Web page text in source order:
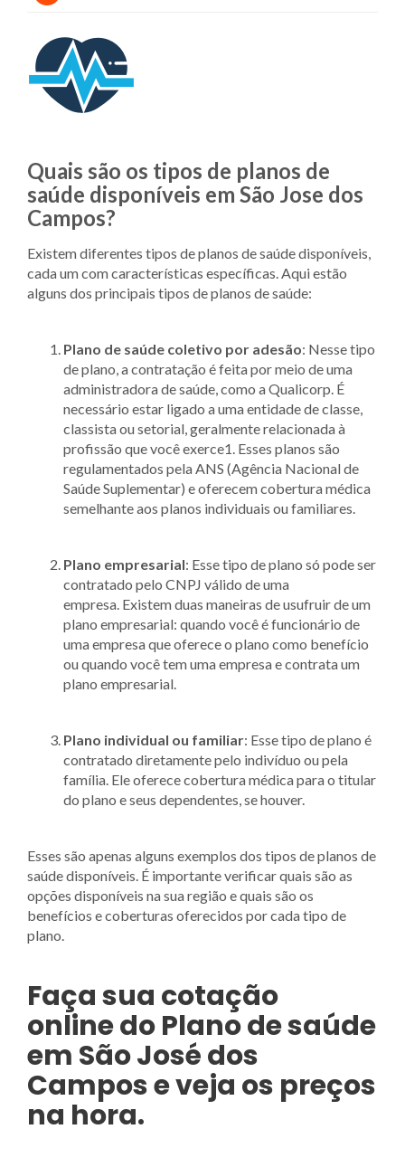
Quais são os tipos de planos de
saúde disponíveis em São Jose dos
Campos?
Existem diferentes tipos de planos de saúde disponíveis,
cada um com características específicas. Aqui estão
alguns dos principais tipos de planos de saúde:
Plano de saúde coletivo por adesão: Nesse tipo
de plano, a contratação é feita por meio de uma
administradora de saúde, como a Qualicorp. É
necessário estar ligado a uma entidade de classe,
classista ou setorial, geralmente relacionada à
profissão que você exerce1. Esses planos são
regulamentados pela ANS (Agência Nacional de
Saúde Suplementar) e oferecem cobertura médica
semelhante aos planos individuais ou familiares.
Plano empresarial: Esse tipo de plano só pode ser
contratado pelo CNPJ válido de uma
empresa. Existem duas maneiras de usufruir de um
plano empresarial: quando você é funcionário de
uma empresa que oferece o plano como benefício
ou quando você tem uma empresa e contrata um
plano empresarial.
Plano individual ou familiar: Esse tipo de plano é
contratado diretamente pelo indivíduo ou pela
família. Ele oferece cobertura médica para o titular
do plano e seus dependentes, se houver.
Esses são apenas alguns exemplos dos tipos de planos de
saúde disponíveis. É importante verificar quais são as
opções disponíveis na sua região e quais são os
benefícios e coberturas oferecidos por cada tipo de
plano.
Faça sua cotação
onlinedo Plano de saúde
em São José dos
Campos e veja os preços
na hora.